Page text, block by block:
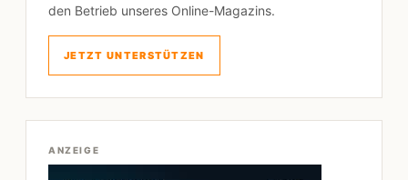
den Betrieb unseres Online-Magazins.
JETZT UNTERSTÜTZEN
ANZEIGE